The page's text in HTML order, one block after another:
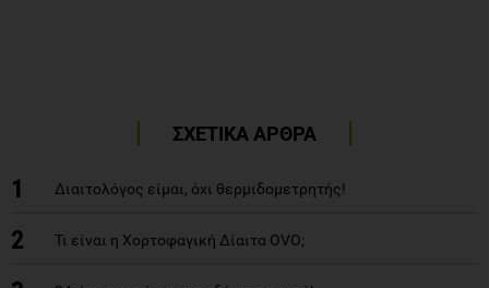
ΣΧΕΤΙΚΑ ΑΡΘΡΑ
1 Διαιτολόγος είμαι, όχι θερμιδομετρητής!
2 Τι είναι η Χορτοφαγική Δίαιτα OVO;